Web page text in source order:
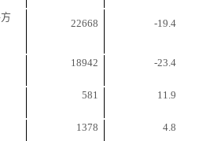
22668 -19.4
18942 -23.4
581 11.9
1378 4.8